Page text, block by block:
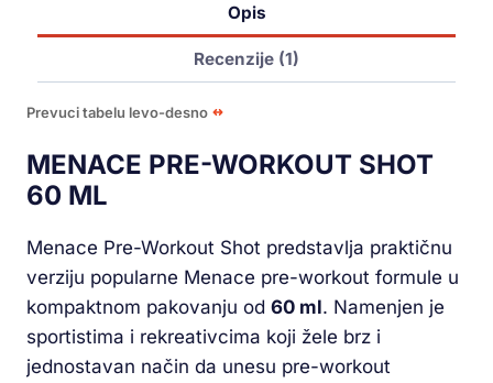
Opis
Recenzije (1)
Prevuci tabelu levo-desno
MENACE PRE-WORKOUT SHOT
60 ML
Menace Pre-Workout Shot predstavlja praktičnu
verziju popularne Menace pre-workout formule u
kompaktnom pakovanju od 60 ml. Namenjen je
sportistima i rekreativcima koji žele brz i
jednostavan način da unesu pre-workout